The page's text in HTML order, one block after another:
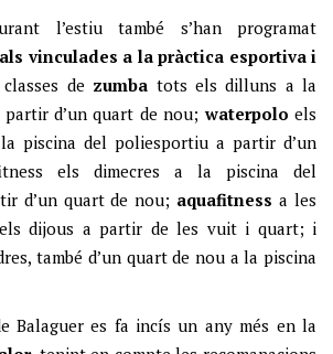
l’estiu també s’han programat
vinculades a la pràctica esportiva i
de zumba tots els dilluns a la
d’un quart de nou;waterpolo els
piscina del poliesportiu a partir d’un
els dimecres a la piscina del
d’un quart de nou; aquafitness a les
els dijous a partir de les vuit i quart; i
també d’un quart de nou a la piscina
Balaguer es fa incís un any més en la